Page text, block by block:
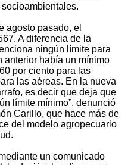
agosto pasado, el
A diferencia de la
ningún límite para
anterior había un mínimo
por ciento para las
las aéreas. En la nueva
es decir que deja que
límite mínimo”, denunció
Carillo, que hace más de
del modelo agropecuario
un comunicado